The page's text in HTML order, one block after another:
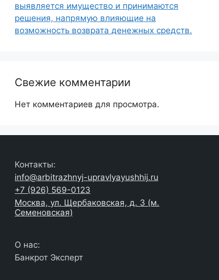
выявляется имущество и принимаются
решения, напрямую влияющие на
возможность возврата денежных средств.
Свежие комментарии
Нет комментариев для просмотра.
Контакты:
info@arbitrazhnyj-upravlyayushhij.ru
+7 (926) 569-0123
Москва, ул. Щербаковская, д. 3 (м.
Семеновская)
О нас:
Банкрот Эксперт